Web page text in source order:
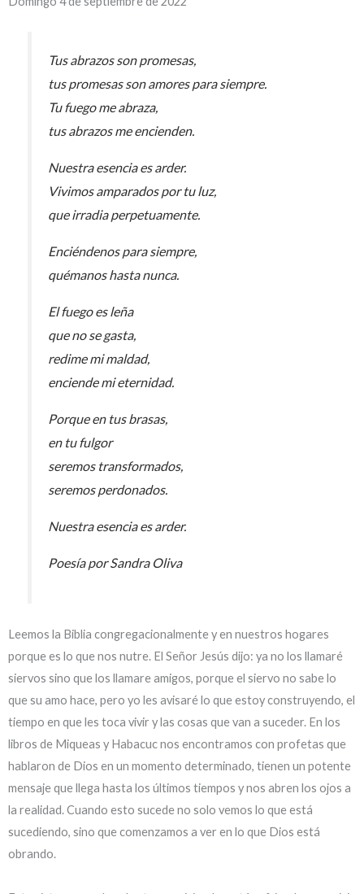
Tus abrazos son promesas,
tus promesas son amores para siempre.
Tu fuego me abraza,
tus abrazos me encienden.
Nuestra esencia es arder.
Vivimos amparados por tu luz,
que irradia perpetuamente.
Enciéndenos para siempre,
quémanos hasta nunca.
El fuego es leña
que no se gasta,
redime mi maldad,
enciende mi eternidad.
Porque en tus brasas,
en tu fulgor
seremos transformados,
seremos perdonados.
Nuestra esencia es arder.
Poesía por Sandra Oliva
Leemos la Biblia congregacionalmente y en nuestros hogares
porque es lo que nos nutre. El Señor Jesús dijo: ya no los llamaré
siervos sino que los llamare amigos, porque el siervo no sabe lo
que su amo hace, pero yo les avisaré lo que estoy construyendo, el
tiempo en que les toca vivir y las cosas que van a suceder. En los
libros de Miqueas y Habacuc nos encontramos con profetas que
hablaron de Dios en un momento determinado, tienen un potente
mensaje que llega hasta los últimos tiempos y nos abren los ojos a
la realidad. Cuando esto sucede no solo vemos lo que está
sucediendo, sino que comenzamos a ver en lo que Dios está
obrando.